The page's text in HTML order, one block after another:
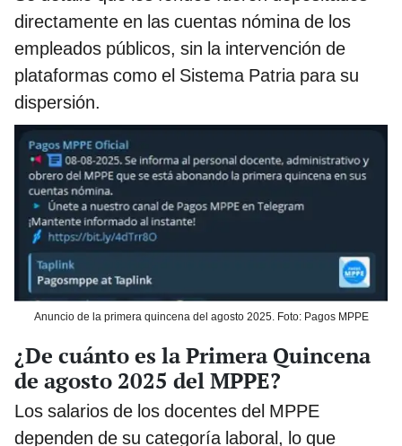
directamente en las cuentas nómina de los
empleados públicos, sin la intervención de
plataformas como el Sistema Patria para su
dispersión.
Anuncio de la primera quincena del agosto 2025. Foto: Pagos MPPE
¿De cuánto es la Primera Quincena
de agosto 2025 del MPPE?
Los salarios de los docentes del MPPE
dependen de su categoría laboral, lo que